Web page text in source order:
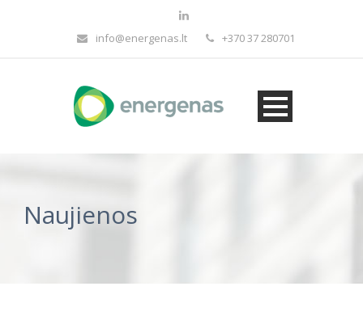
info@energenas.lt +370 37 280701
Naujienos